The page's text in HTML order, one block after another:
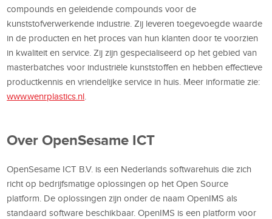
compounds en geleidende compounds voor de
kunststofverwerkende industrie. Zij leveren toegevoegde waarde
in de producten en het proces van hun klanten door te voorzien
in kwaliteit en service. Zij zijn gespecialiseerd op het gebied van
masterbatches voor industriële kunststoffen en hebben effectieve
productkennis en vriendelijke service in huis. Meer informatie zie:
www.wenrplastics.nl
Over OpenSesame ICT
OpenSesame ICT B.V. is een Nederlands softwarehuis die zich
richt op bedrijfsmatige oplossingen op het Open Source
platform. De oplossingen zijn onder de naam OpenIMS als
standaard software beschikbaar. OpenIMS is een platform voor